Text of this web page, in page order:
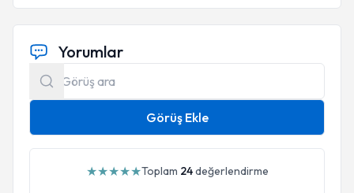
Yorumlar
Görüş Ekle
★★★★★Toplam 24değerlendirme